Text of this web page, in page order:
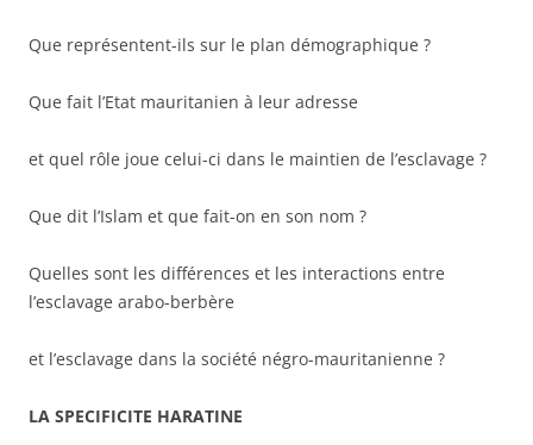
Que représentent-ils sur le plan démographique ?
Que fait l’Etat mauritanien à leur adresse
et quel rôle joue celui-ci dans le maintien de l’esclavage ?
Que dit l’Islam et que fait-on en son nom ?
Quelles sont les différences et les interactions entre
l’esclavage arabo-berbère
et l’esclavage dans la société négro-mauritanienne ?
LA SPECIFICITE HARATINE